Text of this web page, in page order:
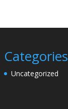
Categories
Uncategorized